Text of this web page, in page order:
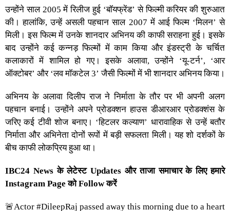
उन्होंने साल 2005 में रिलीज हुई ‘बॉयफ्रेंड’ से फिल्मी करियर की शुरुआत
की। हालांकि, उन्हें असली पहचान साल 2007 में आई फिल्म ‘मिलन’ से
मिली। इस फिल्म में उनके शानदार अभिनय की काफी सराहना हुई। इसके
बाद उन्होंने कई कन्नड़ फिल्मों में काम किया और इंडस्ट्री के चर्चित
कलाकारों में शामिल हो गए। इसके अलावा, उन्होंने ‘यू-टर्न’, ‘आर
ऑक्टोबर’ और ‘लव मॉकटेल 3’ जैसी फिल्मों में भी शानदार अभिनय किया।
अभिनय के अलावा दिलीप राज ने निर्माता के तौर पर भी अपनी अलग
पहचान बनाई। उन्होंने अपने प्रोडक्शन हाउस डीआरआर प्रोडक्शंस के
जरिए कई टीवी शोज बनाए। ‘हिटलर कल्याण’ धारावाहिक से उन्हें बतौर
निर्माता और अभिनेता दोनों रूपों में बड़ी सफलता मिली। यह शो दर्शकों के
बीच काफी लोकप्रिय हुआ था।
IBC24 News के लेटेस्ट Updates और ताजा समाचार के लिए हमारे
Instagram Page को Follow करें
🚨Actor #DileepRaj passed away this morning due to a heart